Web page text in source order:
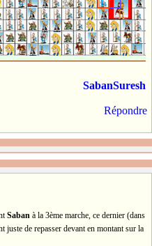
SabanSuresh
Répondre
Saban à la 3ème marche, ce dernier (dans
juste de repasser devant en montant sur la